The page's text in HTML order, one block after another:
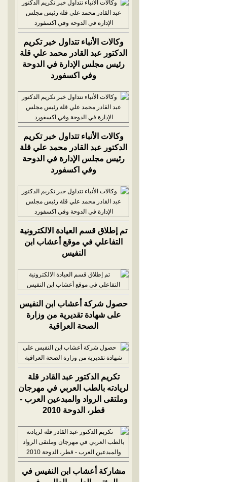
وكالات الأنباء تتداول خبر تكريم
الدكتور عبد القادر محمد علي قلة
رئيس مجلس الإدارة في الدوحة
وفي اكسفورد
وكالات الأنباء تتداول خبر تكريم
الدكتور عبد القادر محمد علي قلة
رئيس مجلس الإدارة في الدوحة
وفي اكسفورد
تم إطلاق قسم العيادة الالكترونية
التفاعلي في موقع أعشاب ابن
النفيس
حصول شركة أعشاب ابن النفيس
على شهادة تقديرية من وزارة
الصحة العراقية
تكريم الدكتور عبد القادر قلة
لريادته بالطب العربي في مهرجان
وملتقى الرواد والمبدعين العرب -
قطر، الدوحة 2010
مشاركة أعشاب ابن النفيس في